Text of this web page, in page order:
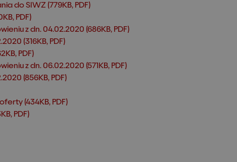
do SIWZ (779KB, PDF)
PDF)
z dn. 04.02.2020 (686KB, PDF)
(316KB, PDF)
PDF)
z dn. 06.02.2020 (571KB, PDF)
(856KB, PDF)
(434KB, PDF)
PDF)